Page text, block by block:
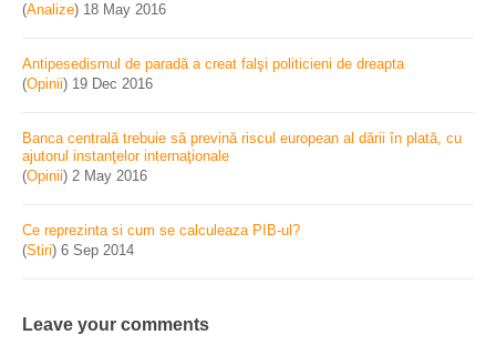
(Analize) 18 May 2016
Antipesedismul de paradă a creat falşi politicieni de dreapta
(Opinii) 19 Dec 2016
Banca centrală trebuie să prevină riscul european al dării în plată, cu
ajutorul instanţelor internaţionale
(Opinii) 2 May 2016
Ce reprezinta si cum se calculeaza PIB-ul?
(Stiri) 6 Sep 2014
Leave your comments